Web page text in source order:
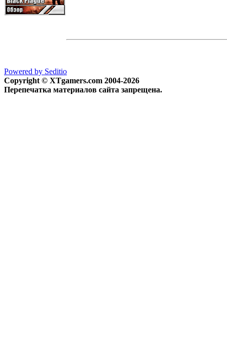
Powered by Seditio
Copyright © XTgamers.com 2004-2026
Перепечатка материалов сайта запрещена.